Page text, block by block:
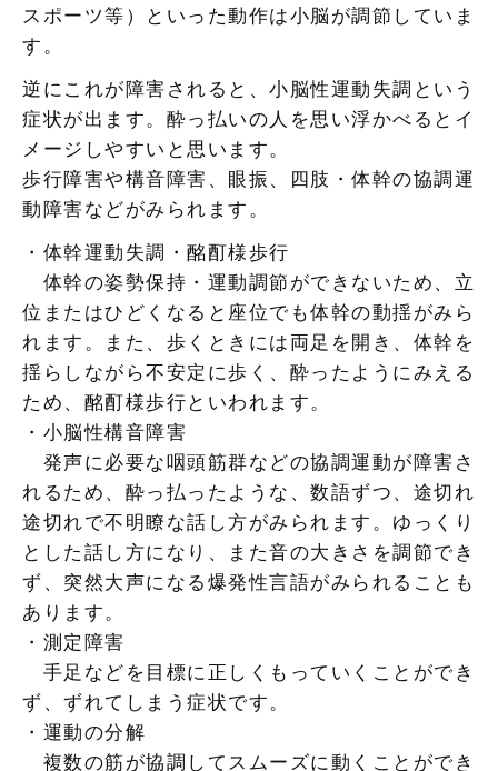
スポーツ等）といった動作は小脳が調節していま
す。
逆にこれが障害されると、小脳性運動失調という
症状が出ます。酔っ払いの人を思い浮かべるとイ
メージしやすいと思います。
歩行障害や構音障害、眼振、四肢・体幹の協調運
動障害などがみられます。
・体幹運動失調・酩酊様歩行
体幹の姿勢保持・運動調節ができないため、立
位またはひどくなると座位でも体幹の動揺がみら
れます。また、歩くときには両足を開き、体幹を
揺らしながら不安定に歩く、酔ったようにみえる
ため、酩酊様歩行といわれます。
・小脳性構音障害
発声に必要な咽頭筋群などの協調運動が障害さ
れるため、酔っ払ったような、数語ずつ、途切れ
途切れで不明瞭な話し方がみられます。ゆっくり
とした話し方になり、また音の大きさを調節でき
ず、突然大声になる爆発性言語がみられることも
あります。
・測定障害
手足などを目標に正しくもっていくことができ
ず、ずれてしまう症状です。
・運動の分解
複数の筋が協調してスムーズに動くことができ